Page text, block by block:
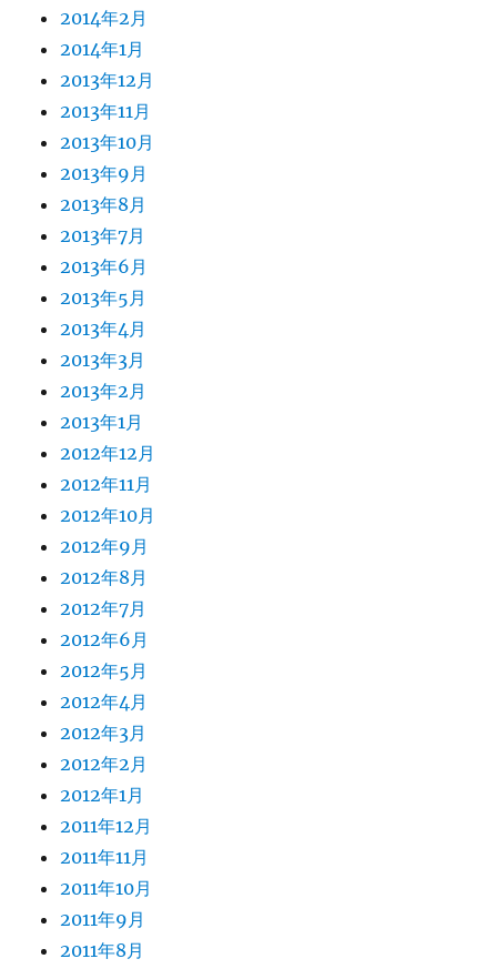
2014年2月
2014年1月
2013年12月
2013年11月
2013年10月
2013年9月
2013年8月
2013年7月
2013年6月
2013年5月
2013年4月
2013年3月
2013年2月
2013年1月
2012年12月
2012年11月
2012年10月
2012年9月
2012年8月
2012年7月
2012年6月
2012年5月
2012年4月
2012年3月
2012年2月
2012年1月
2011年12月
2011年11月
2011年10月
2011年9月
2011年8月